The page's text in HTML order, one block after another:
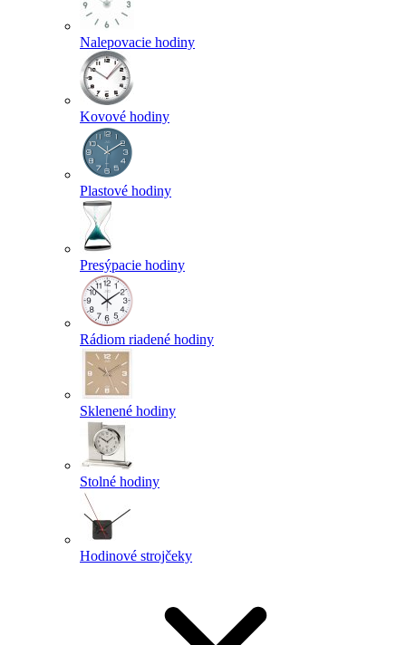
Nalepovacie hodiny
Kovové hodiny
Plastové hodiny
Presýpacie hodiny
Rádiom riadené hodiny
Sklenené hodiny
Stolné hodiny
Hodinové strojčeky